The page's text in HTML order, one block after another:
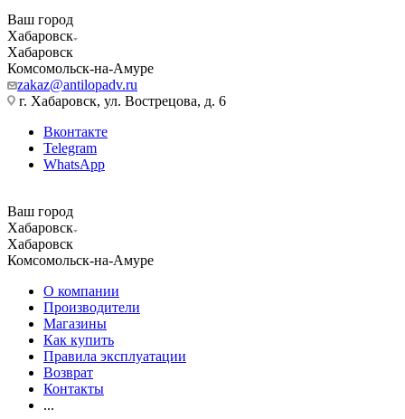
Ваш город
Хабаровск
Хабаровск
Комсомольск-на-Амуре
zakaz@antilopadv.ru
г. Хабаровск, ул. Вострецова, д. 6
Вконтакте
Telegram
WhatsApp
Ваш город
Хабаровск
Хабаровск
Комсомольск-на-Амуре
О компании
Производители
Магазины
Как купить
Правила эксплуатации
Возврат
Контакты
...